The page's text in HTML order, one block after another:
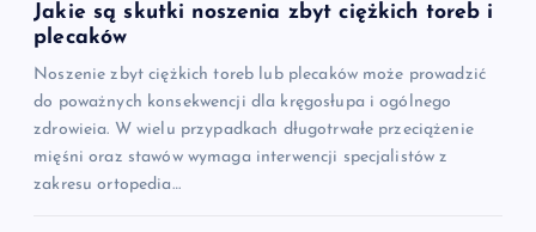
Jakie są skutki noszenia zbyt ciężkich toreb i
plecaków
Noszenie zbyt ciężkich toreb lub plecaków może prowadzić
do poważnych konsekwencji dla kręgosłupa i ogólnego
zdrowieia. W wielu przypadkach długotrwałe przeciążenie
mięśni oraz stawów wymaga interwencji specjalistów z
zakresu ortopedia…